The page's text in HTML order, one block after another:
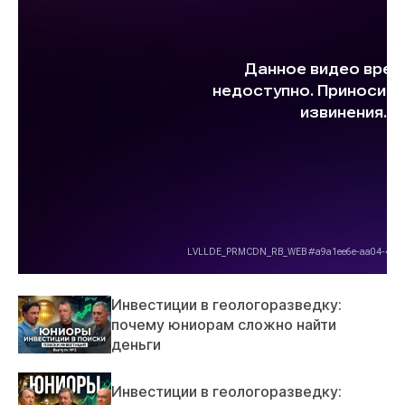
Инвестиции в геологоразведку:
почему юниорам сложно найти
деньги
Инвестиции в геологоразведку: